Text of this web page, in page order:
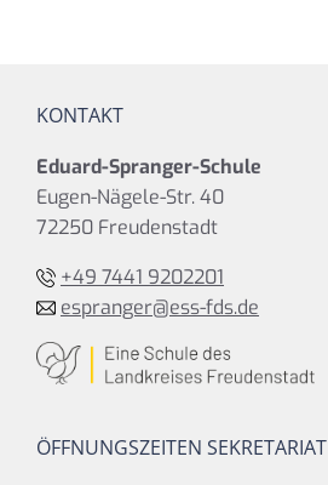
KONTAKT
Eduard-Spranger-Schule
Eugen-Nägele-Str. 40
72250 Freudenstadt
+49 7441 9202201
espranger@ess-fds.de
ÖFFNUNGSZEITEN SEKRETARIAT